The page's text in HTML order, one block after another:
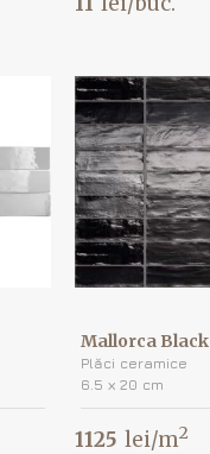
Mallorca Black
Plăci ceramice
6.5 х 20 cm
1125 lei/m2